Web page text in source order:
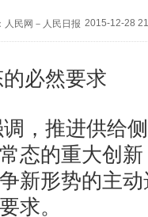
民网－人民日报 2015-12-28
必然要求
，推进供给
态的重大创
新形势的主
求。